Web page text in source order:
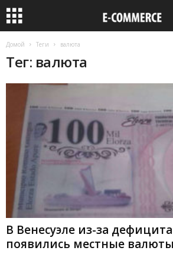
Домой Теги валюта
Тег: валюта
В Венесуэле из-за
появились местные валюты